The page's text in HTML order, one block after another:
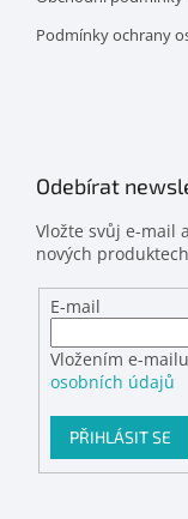
Podmínky ochrany
Odebírat
Vložte svůj e-mail
nových
E-mail
Vložením e-
osobních údajů
PŘIHLÁSIT SE